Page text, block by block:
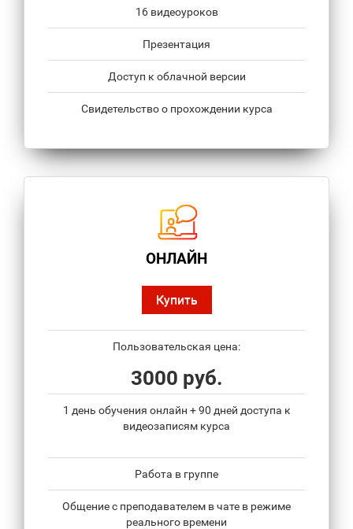
16 видеоуроков
Презентация
Доступ к облачной версии
Свидетельство о прохождении курса
ОНЛАЙН
Купить
Пользовательская цена:
3000 руб.
1 день обучения онлайн + 90 дней доступа к
видеозаписям курса
Работа в группе
Общение с преподавателем в чате в режиме
реального времени